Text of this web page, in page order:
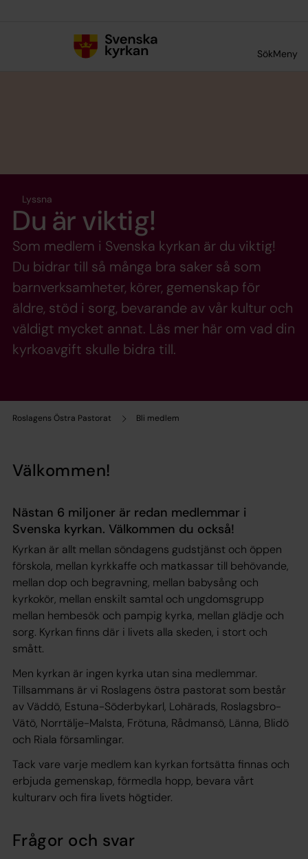
SökMeny
Roslagens Östra Pastorat Bli medlem
Lyssna
Du är viktig!
Som medlem i Svenska kyrkan är du viktig!
Du bidrar till så många bra saker så som
barnverksamheter, körer, gemenskap för
äldre, stöd i sorg, bevarande av vår kultur och
väldigt mycket annat. Läs mer här om vad din
kyrkoavgift skulle bidra till.
Välkommen!
Nästan 6 miljoner är redan medlemmar i
Svenska kyrkan. Välkommen du också!
Kyrkan är allt mellan söndagens gudstjänst och öppen
förskola, mellan kyrkkaffe och matkassar till behövande,
mellan dop och begravning, mellan babysång och
kyrkokör, mellan enskilt samtal och ungdomsgrupp
mellan hembesök och pampig kyrka, mellan glädje och
sorg. Kyrkan finns där i livets alla skeden, i stort och
smått.
Men kyrkan är ingen kyrka utan sina medlemmar.
Tillsammans är vi Roslagens östra pastorat som består
av Väddö, Estuna-Söderbykarl, Lohärads, Roslagsbro-
Vätö, Norrtälje-Malsta, Frötuna, Rådmansö, Länna, Blidö
och Riala församlingar.
Tack vare varje medlem kan kyrkan fortsätta finnas och
erbjuda gemenskap, förmedla hopp, bevara vårt
kulturarv och fira livets högtider.
Frågor och svar